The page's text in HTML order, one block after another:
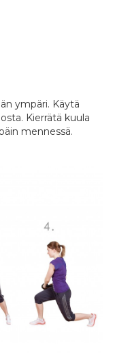
ympäri. Käytä
Kierrätä kuula
mennessä.